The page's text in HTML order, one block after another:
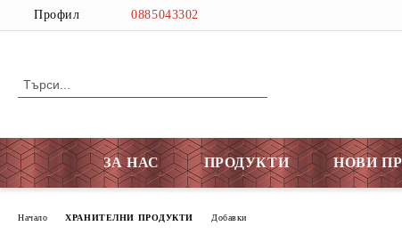
Профил 0885043302
ЗА НАС ПРОДУКТИ НОВИ
Начало ХРАНИТЕЛНИ ПРОДУКТИ Добавки